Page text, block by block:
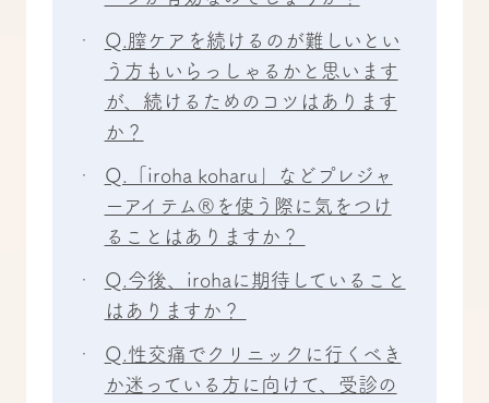
Q.膣ケアを続けるのが難しいとい
う方もいらっしゃるかと思います
が、続けるためのコツはあります
か？
Q.「iroha koharu」などプレジャ
ーアイテム®を使う際に気をつけ
ることはありますか？
Q.今後、irohaに期待していること
はありますか？
Q.性交痛でクリニックに行くべき
か迷っている方に向けて、受診の